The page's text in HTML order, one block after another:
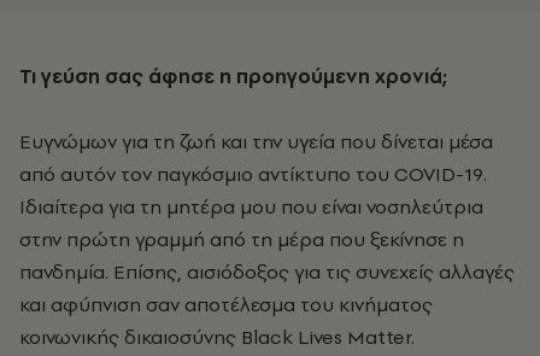
Τι γεύση σας άφησε η προηγούμενη χρονιά;
Ευγνώμων για τη ζωή και την υγεία που δίνεται μέσα
από αυτόν τον παγκόσμιο αντίκτυπο του COVID-19.
Ιδιαίτερα για τη μητέρα μου που είναι νοσηλεύτρια
στην πρώτη γραμμή από τη μέρα που ξεκίνησε η
πανδημία. Επίσης, αισιόδοξος για τις συνεχείς αλλαγές
και αφύπνιση σαν αποτέλεσμα του κινήματος
κοινωνικής δικαιοσύνης Black Lives Matter.